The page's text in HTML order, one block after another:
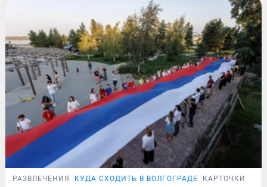
РАЗВЛЕЧЕНИЯ КУДА СХОДИТЬ В ВОЛГОГРАДЕ КАРТОЧКИ